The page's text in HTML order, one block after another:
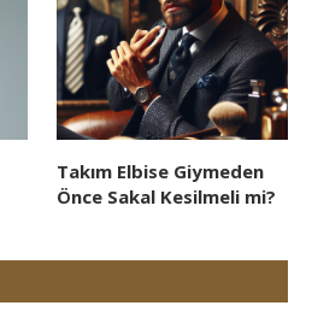
Takım Elbise Giymeden
Önce Sakal Kesilmeli mi?